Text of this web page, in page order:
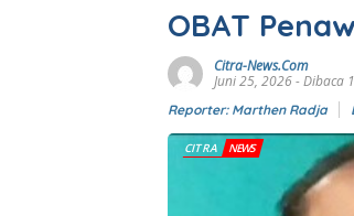
OBAT
Citra-News.Com
Juni 25, 2026- Dibaca
Reporter: Marthen Radja
CITRA NEWS